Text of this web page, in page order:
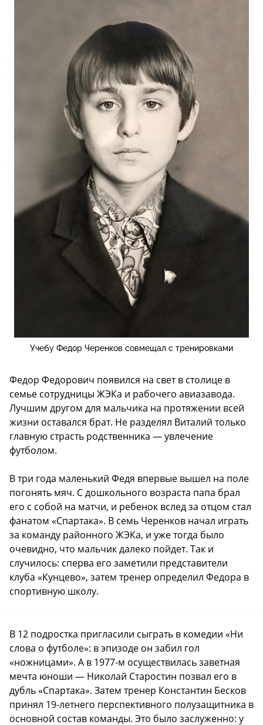
Учебу Федор Черенков совмещал с тренировками
Федор Федорович появился на свет в столице в
семье сотрудницы ЖЭКа и рабочего авиазавода.
Лучшим другом для мальчика на протяжении всей
жизни оставался брат. Не разделял Виталий только
главную страсть родственника — увлечение
футболом.
В три года маленький Федя впервые вышел на поле
погонять мяч. С дошкольного возраста папа брал
его с собой на матчи, и ребенок вслед за отцом стал
фанатом «Спартака». В семь Черенков начал играть
за команду районного ЖЭКа, и уже тогда было
очевидно, что мальчик далеко пойдет. Так и
случилось: сперва его заметили представители
клуба «Кунцево», затем тренер определил Федора в
спортивную школу.
В 12 подростка пригласили сыграть в комедии «Ни
слова о футболе»: в эпизоде он забил гол
«ножницами». А в 1977-м осуществилась заветная
мечта юноши — Николай Старостин позвал его в
дубль «Спартака». Затем тренер Константин Бесков
принял 19-летнего перспективного полузащитника в
основной состав команды. Это было заслуженно: у